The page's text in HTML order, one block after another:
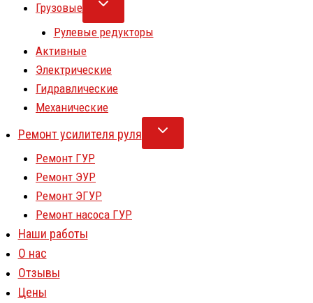
Грузовые
Рулевые редукторы
Активные
Электрические
Гидравлические
Механические
Ремонт усилителя руля
Ремонт ГУР
Ремонт ЭУР
Ремонт ЭГУР
Ремонт насоса ГУР
Наши работы
О нас
Отзывы
Цены